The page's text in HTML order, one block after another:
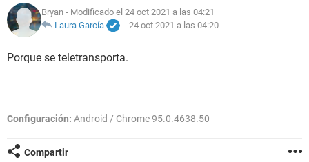
Bryan - Modificado el 24 oct 2021 a las 04:21
Laura García
- 24 oct 2021 a las 04:20
Porque se teletransporta.
Configuración: Android / Chrome 95.0.4638.50
Compartir